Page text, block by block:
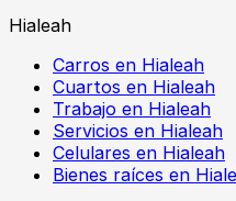
Hialeah
Carros en Hialeah
Cuartos en Hialeah
Trabajo en Hialeah
Servicios en Hialeah
Celulares en Hialeah
Bienes raíces en